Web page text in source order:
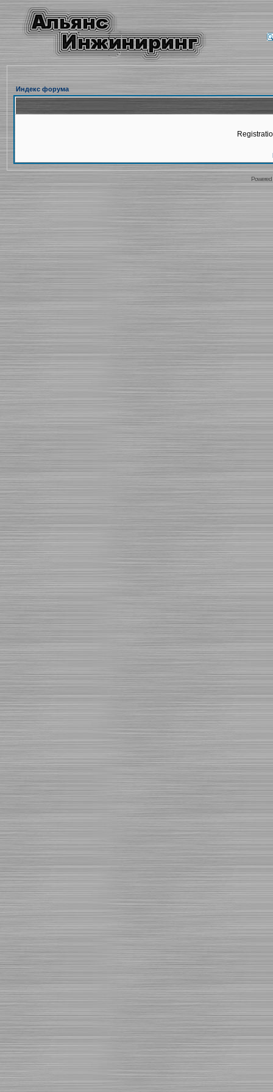
Индекс форума